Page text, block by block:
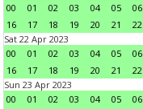
00
01 02 03 04 05 06
16
17 18 19 20 21 22
Sat 22 Apr 2023
00
01 02 03 04 05 06
16
17 18 19 20 21 22
Sun 23 Apr 2023
00
01 02 03 04 05 06